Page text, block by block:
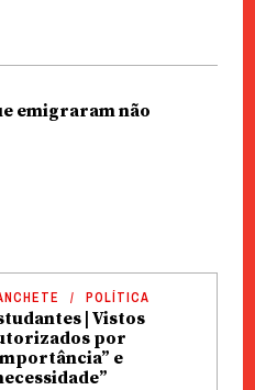
emigraram não
POLÍTICA
| Vistos
por
e